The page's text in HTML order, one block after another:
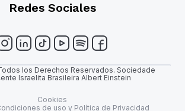
Redes Sociales
los Derechos Reservados. Sociedade
Israelita Brasileira Albert Einstein
Cookies
de uso y Política de Privacidad